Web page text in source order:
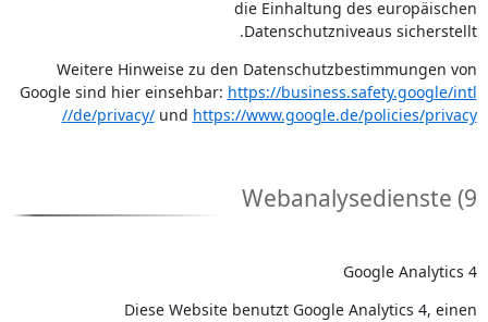
die Einhaltung des europäischen
Datenschutzniveaus sicherstellt.
Weitere Hinweise zu den Datenschutzbestimmungen von
Google sind hier einsehbar: https://business.safety.google/intl
/de/privacy/und https://www.google.de/policies/privacy
/
9) Webanalysedienste
Google Analytics 4
Diese Website benutzt Google Analytics 4, einen